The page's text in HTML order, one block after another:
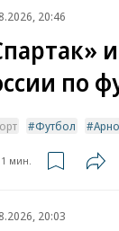
20:46
по
Футбол
1 мин.
20:03